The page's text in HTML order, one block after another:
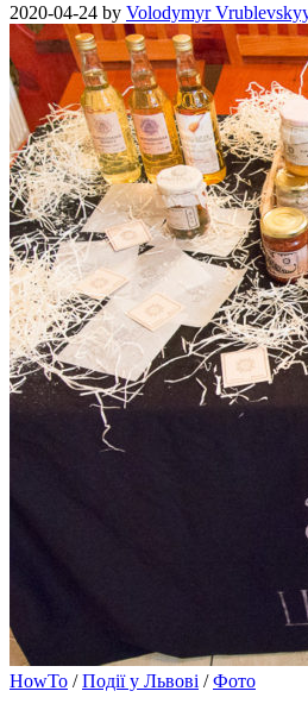
2020-04-24 by Volodymyr
HowTo /Події у Львові /Фото